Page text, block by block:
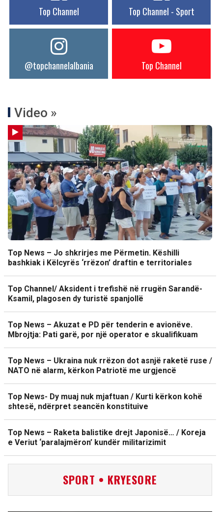
Top Channel Top Channel - Sport
@topchannelalbania Top Channel
Video »
Top News – Jo shkrirjes me Përmetin. Këshilli
bashkiak i Këlcyrës ‘rrëzon’ draftin e territoriales
Top Channel/ Aksident i trefishë në rrugën Sarandë-
Ksamil, plagosen dy turistë spanjollë
Top News – Akuzat e PD për tenderin e avionëve.
Mbrojtja: Pati garë, por një operator e skualifikuam
Top News – Ukraina nuk rrëzon dot asnjë raketë ruse /
NATO në alarm, kërkon Patriotë me urgjencë
Top News- Dy muaj nuk mjaftuan / Kurti kërkon kohë
shtesë, ndërpret seancën konstituive
Top News – Raketa balistike drejt Japonisë… / Koreja
e Veriut ‘paralajmëron’ kundër militarizimit
SPORT • KRYESORE